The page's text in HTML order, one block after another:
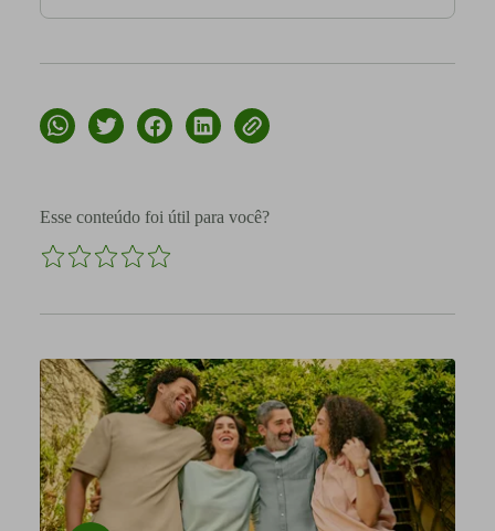
Esse conteúdo foi útil para você?